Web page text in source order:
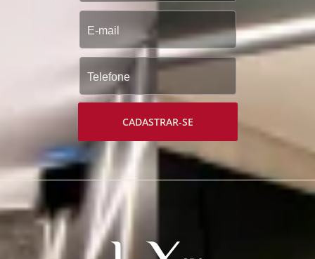
CADASTRAR-SE